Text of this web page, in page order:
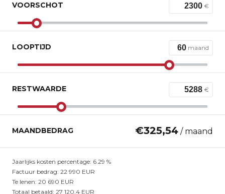
VOORSCHOT €
LOOPTIJD maand
RESTWAARDE €
MAANDBEDRAG €325,54 / maand
Jaarlijks kosten percentage: 6.29 %
Factuur bedrag: 22 990 EUR
Te lenen: 20 690 EUR
Totaal betaald: 27 120,4 EUR